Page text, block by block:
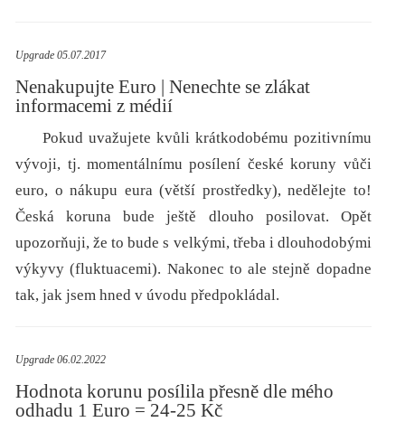
Upgrade 05.07.2017
Nenakupujte Euro | Nenechte se zlákat
informacemi z médií
Pokud uvažujete kvůli krátkodobému pozitivnímu
vývoji, tj. momentálnímu posílení české koruny vůči
euro, o nákupu eura (větší prostředky), nedělejte to!
Česká koruna bude ještě dlouho posilovat. Opět
upozorňuji, že to bude s velkými, třeba i dlouhodobými
výkyvy (fluktuacemi). Nakonec to ale stejně dopadne
tak, jak jsem hned v úvodu předpokládal.
Upgrade 06.02.2022
Hodnota korunu posílila přesně dle mého
odhadu 1 Euro = 24-25 Kč